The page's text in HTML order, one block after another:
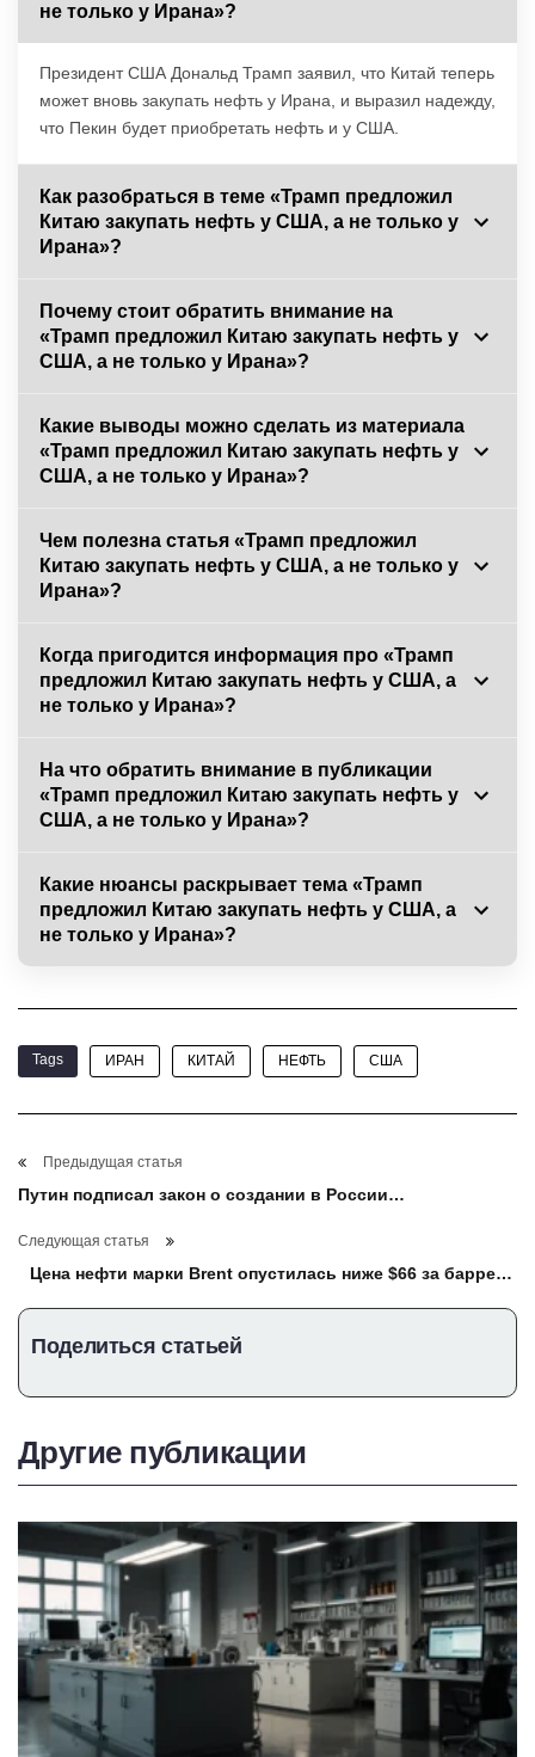
не только у Ирана»?
Президент США Дональд Трамп заявил, что Китай теперь
может вновь закупать нефть у Ирана, и выразил надежду,
что Пекин будет приобретать нефть и у США.
Как разобраться в теме «Трамп предложил
Китаю закупать нефть у США, а не только у
Ирана»?
Почему стоит обратить внимание на
«Трамп предложил Китаю закупать нефть у
США, а не только у Ирана»?
Какие выводы можно сделать из материала
«Трамп предложил Китаю закупать нефть у
США, а не только у Ирана»?
Чем полезна статья «Трамп предложил
Китаю закупать нефть у США, а не только у
Ирана»?
Когда пригодится информация про «Трамп
предложил Китаю закупать нефть у США, а
не только у Ирана»?
На что обратить внимание в публикации
«Трамп предложил Китаю закупать нефть у
США, а не только у Ирана»?
Какие нюансы раскрывает тема «Трамп
предложил Китаю закупать нефть у США, а
не только у Ирана»?
Tags ИРАН КИТАЙ НЕФТЬ США
Предыдущая статья
Путин подписал закон о создании в России
Следующая статья
Цена нефти марки Brent опустилась ниже $66 за баррель
Поделиться статьей
Другие публикации